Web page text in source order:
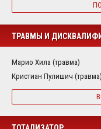
ТРАВМЫ И
Марио Хила (травма)
Кристиан Пулишич (травма)